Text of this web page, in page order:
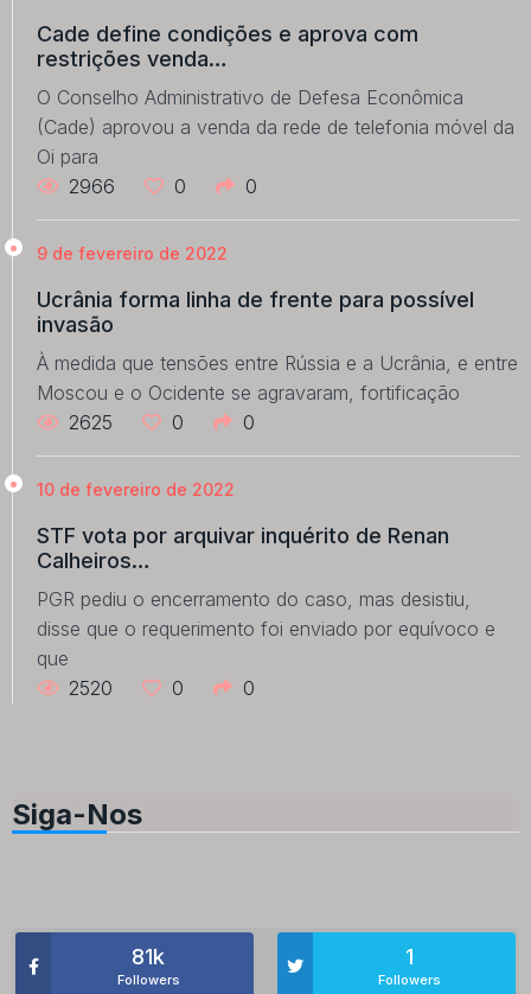
Cade define condições e aprova com
restrições venda…
O Conselho Administrativo de Defesa Econômica
(Cade) aprovou a venda da rede de telefonia móvel da
Oi para
2966
0 0
9 de fevereiro de 2022
Ucrânia forma linha de frente para possível
invasão
À medida que tensões entre Rússia e a Ucrânia, e entre
Moscou e o Ocidente se agravaram, fortificação
2625
0 0
10 de fevereiro de 2022
STF vota por arquivar inquérito de Renan
Calheiros…
PGR pediu o encerramento do caso, mas desistiu,
disse que o requerimento foi enviado por equívoco e
que
2520
0 0
Siga-Nos
81k
Followers
1
Followers